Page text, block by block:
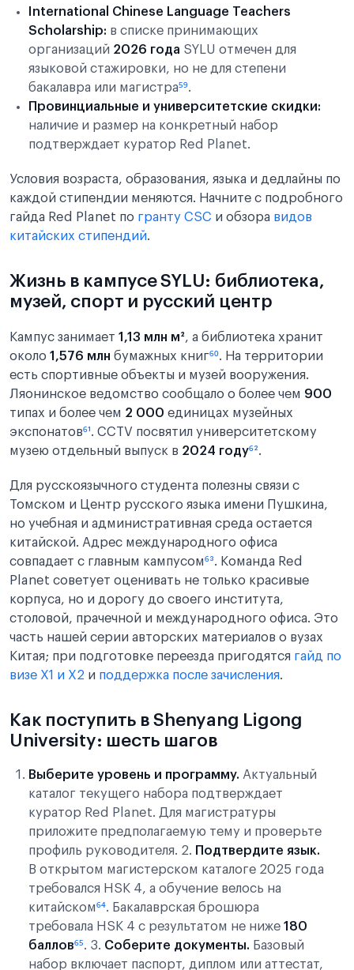
International Chinese Language Teachers
Scholarship: в списке принимающих
организаций 2026 года SYLU отмечен для
языковой стажировки, но не для степени
бакалавра или магистра⁵⁹.
Провинциальные и университетские скидки:
наличие и размер на конкретный набор
подтверждает куратор Red Planet.
Условия возраста, образования, языка и дедлайны по
каждой стипендии меняются. Начните с подробного
гайда Red Planet по гранту CSC и обзора видов
китайских стипендий.
Жизнь в кампусе SYLU: библиотека,
музей, спорт и русский центр
Кампус занимает 1,13 млн м², а библиотека хранит
около 1,576 млн бумажных книг⁶⁰. На территории
есть спортивные объекты и музей вооружения.
Ляонинское ведомство сообщало о более чем 900
типах и более чем 2 000 единицах музейных
экспонатов⁶¹. CCTV посвятил университетскому
музею отдельный выпуск в 2024 году⁶².
Для русскоязычного студента полезны связи с
Томском и Центр русского языка имени Пушкина,
но учебная и административная среда остается
китайской. Адрес международного офиса
совпадает с главным кампусом⁶³. Команда Red
Planet советует оценивать не только красивые
корпуса, но и дорогу до своего института,
столовой, прачечной и международного офиса. Это
часть нашей серии авторских материалов о вузах
Китая; при подготовке переезда пригодятся гайд по
визе X1 и X2 и поддержка после зачисления.
Как поступить в Shenyang Ligong
University: шесть шагов
Выберите уровень и программу. Актуальный
каталог текущего набора подтверждает
куратор Red Planet. Для магистратуры
приложите предполагаемую тему и проверьте
профиль руководителя. 2. Подтвердите язык.
В открытом магистерском каталоге 2025 года
требовался HSK 4, а обучение велось на
китайском⁶⁴. Бакалаврская брошюра
требовала HSK 4 с результатом не ниже 180
баллов⁶⁵. 3. Соберите документы. Базовый
набор включает паспорт, диплом или аттестат,